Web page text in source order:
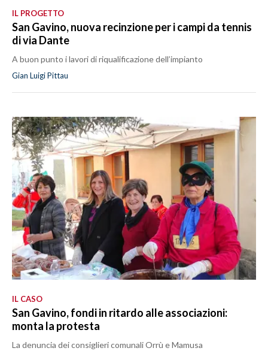
IL PROGETTO
San Gavino, nuova recinzione per i campi da tennis
di via Dante
A buon punto i lavori di riqualificazione dell’impianto
Gian Luigi Pittau
IL CASO
San Gavino, fondi in ritardo alle associazioni:
monta la protesta
La denuncia dei consiglieri comunali Orrù e Mamusa